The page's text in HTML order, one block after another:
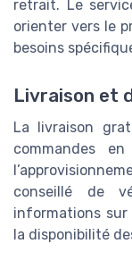
retrait. Le
orienter vers le
besoins
Livraison et
La livraison
commandes
conseillé de
informations
la disponibilité